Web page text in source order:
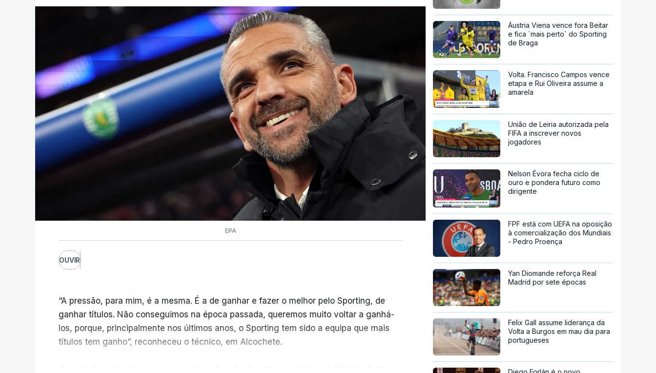
EPA
OUVIR
“A pressão, para mim, é a mesma. É a de ganhar e fazer o melhor pelo Sporting, de
ganhar títulos. Não conseguimos na época passada, queremos muito voltar a ganhá-
los, porque, principalmente nos últimos anos, o Sporting tem sido a equipa que mais
títulos tem ganho”, reconheceu o técnico, em Alcochete.
Áustria Viena vence fora Beitar
e fica `mais perto` do Sporting
de Braga
Volta. Francisco Campos vence
etapa e Rui Oliveira assume a
amarela
União de Leiria autorizada pela
FIFA a inscrever novos
jogadores
Nelson Évora fecha ciclo de
ouro e pondera futuro como
dirigente
FPF está com UEFA na oposição
à comercialização dos Mundiais
- Pedro Proença
Yan Diomande reforça Real
Madrid por sete épocas
Felix Gall assume liderança da
Volta a Burgos em mau dia para
portugueses